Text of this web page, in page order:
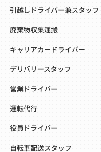
引越しドライバー兼スタッフ
廃棄物収集運搬
キャリアカードライバー
デリバリースタッフ
営業ドライバー
運転代行
役員ドライバー
自転車配送スタッフ